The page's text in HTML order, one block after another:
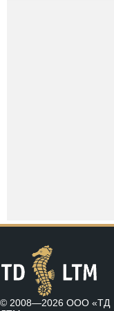
© 2008—2026 ООО «ТД